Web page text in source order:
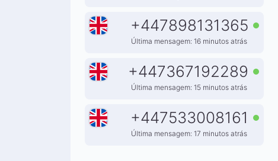
+447898131365
Última mensagem: 16 minutos atrás
+447367192289
Última mensagem: 15 minutos atrás
+447533008161
Última mensagem: 17 minutos atrás